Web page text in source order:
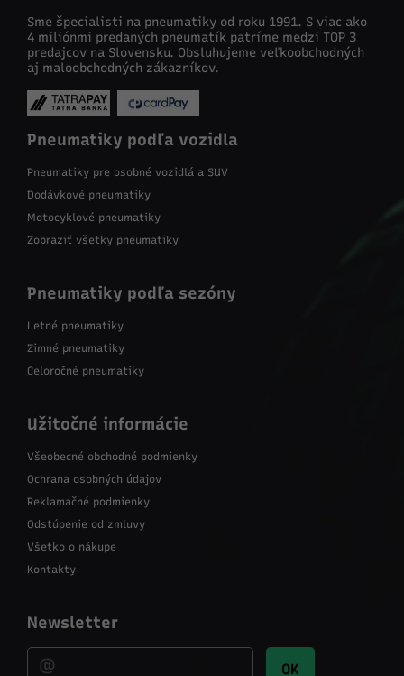
Sme špecialisti na pneumatiky od roku 1991. S viac ako
4 miliónmi predaných pneumatík patríme medzi TOP 3
predajcov na Slovensku. Obsluhujeme veľkoobchodných
aj maloobchodných zákazníkov.
Pneumatiky podľa vozidla
Pneumatiky pre osobné vozidlá a SUV
Dodávkové pneumatiky
Motocyklové pneumatiky
Zobraziť všetky pneumatiky
Pneumatiky podľa sezóny
Letné pneumatiky
Zimné pneumatiky
Celoročné pneumatiky
Užitočné informácie
Všeobecné obchodné podmienky
Ochrana osobných údajov
Reklamačné podmienky
Odstúpenie od zmluvy
Všetko o nákupe
Kontakty
Newsletter
OK